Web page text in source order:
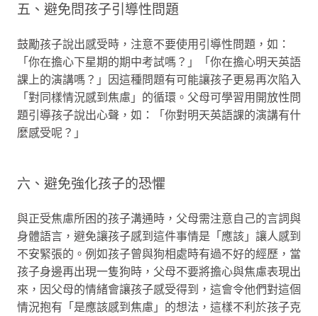
五、避免問孩子引導性問題
鼓勵孩子說出感受時，注意不要使用引導性問題，如：
「你在擔心下星期的期中考試嗎？」「你在擔心明天英語
課上的演講嗎？」因這種問題有可能讓孩子更易再次陷入
「對同樣情況感到焦慮」的循環。父母可學習用開放性問
題引導孩子說出心聲，如：「你對明天英語課的演講有什
麼感受呢？」
六、避免強化孩子的恐懼
與正受焦慮所困的孩子溝通時，父母需注意自己的言詞與
身體語言，避免讓孩子感到這件事情是「應該」讓人感到
不安緊張的。例如孩子曾與狗相處時有過不好的經歷，當
孩子身邊再出現一隻狗時，父母不要將擔心與焦慮表現出
來，因父母的情緒會讓孩子感受得到，這會令他們對這個
情況抱有「是應該感到焦慮」的想法，這樣不利於孩子克